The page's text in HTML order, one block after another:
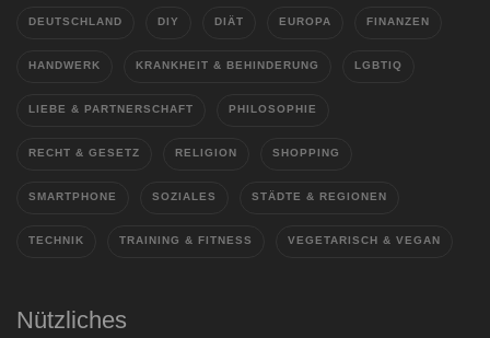
DEUTSCHLAND DIY DIÄT EUROPA FINANZEN
HANDWERK KRANKHEIT & BEHINDERUNG LGBTIQ
LIEBE & PARTNERSCHAFT PHILOSOPHIE
RECHT & GESETZ RELIGION SHOPPING
SMARTPHONE SOZIALES STÄDTE & REGIONEN
TECHNIK TRAINING & FITNESS VEGETARISCH & VEGAN
Nützliches